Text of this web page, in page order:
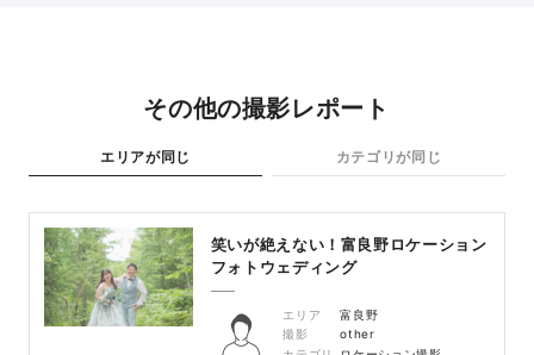
その他の撮影レポート
エリアが同じ カテゴリが同じ
笑いが絶えない！富良野ロケーション
フォトウェディング
エリア
富良野
撮影
other